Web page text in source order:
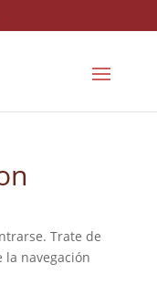
Trate de
navegación